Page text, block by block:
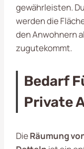
gewährleisten.
werden die
den Anwohnern
zugutekommt.
Bedarf
Private
DieRäumung